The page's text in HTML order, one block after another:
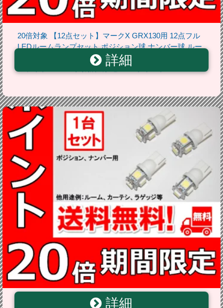
20倍対象 【12点セット】マークX GRX130用 12点フル
LEDルームランプセット ポジション球 ナンバー球 ルー
ムランプ 室内灯 ポジションランプ ナンバーランプ ルー
ムライト ルーム球最新仕様 セール ポイント
詳細
20倍対象 【4個セット】 T10 光量3倍タイプ 15連級
詳細